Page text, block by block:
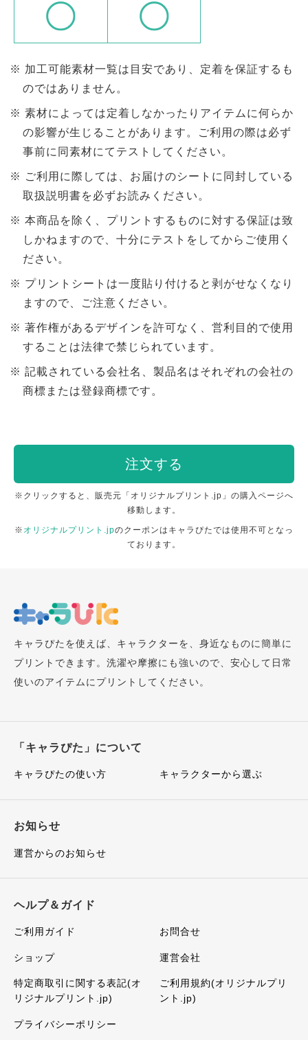
加工可能素材一覧は目安であり、定着を保証するも
のではありません。
素材によっては定着しなかったりアイテムに何らか
の影響が生じることがあります。ご利用の際は必ず
事前に同素材にてテストしてください。
ご利用に際しては、お届けのシートに同封している
取扱説明書を必ずお読みください。
本商品を除く、プリントするものに対する保証は致
しかねますので、十分にテストをしてからご使用く
ださい。
プリントシートは一度貼り付けると剥がせなくなり
ますので、ご注意ください。
著作権があるデザインを許可なく、営利目的で使用
することは法律で禁じられています。
記載されている会社名、製品名はそれぞれの会社の
商標または登録商標です。
注文する
※クリックすると、販売元「オリジナルプリント.jp」の購入ページへ
移動します。
※ オリジナルプリント.jpのクーポンはキャラぴたでは使用不可となっ
ております。
キャラぴたを使えば、キャラクターを、身近なものに簡単に
プリントできます。洗濯や摩擦にも強いので、安心して日常
使いのアイテムにプリントしてください。
「キャラぴた」について
キャラぴたの使い方 キャラクターから選ぶ
お知らせ
運営からのお知らせ
ヘルプ＆ガイド
ご利用ガイド お問合せ
ショップ 運営会社
特定商取引に関する表記(オ
リジナルプリント.jp)
ご利用規約(オリジナルプリ
ント.jp)
プライバシーポリシー